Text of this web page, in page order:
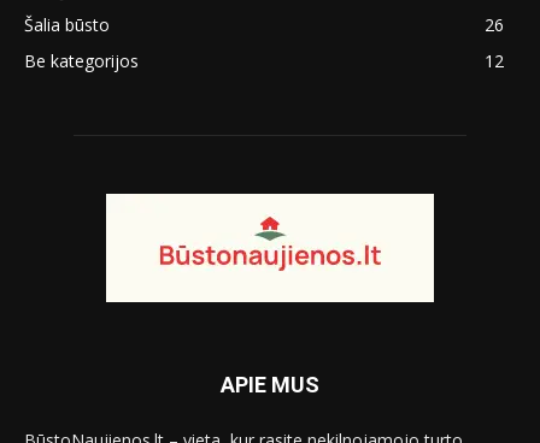
Šalia būsto
26
Be kategorijos
12
APIE MUS